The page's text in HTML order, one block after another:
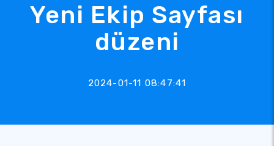
Yeni Ekip Sayfası
düzeni
2024-01-11 08:47:41